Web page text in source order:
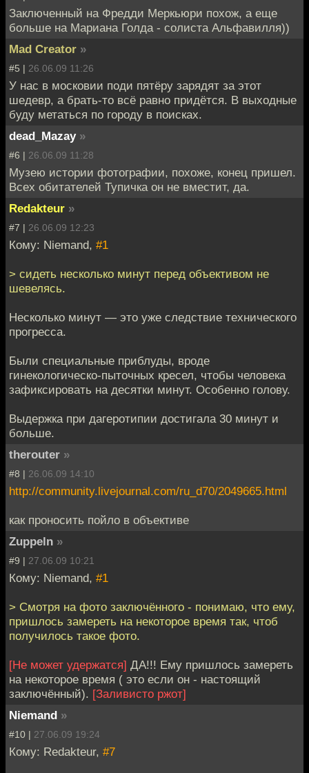
Заключенный на Фредди Меркьюри похож, а еще
больше на Мариана Голда - солиста Альфавилля))
Mad Creator »
#5 | 26.06.09 11:26
У нас в московии поди пятёру зарядят за этот
шедевр, а брать-то всё равно придётся. В выходные
буду метаться по городу в поисках.
dead_Mazay »
#6 | 26.06.09 11:28
Музею истории фотографии, похоже, конец пришел.
Всех обитателей Тупичка он не вместит, да.
Redakteur »
#7 | 26.06.09 12:23
Кому: Niemand, #1
> сидеть несколько минут перед объективом не
шевелясь.
Несколько минут — это уже следствие технического
прогресса.
Были специальные приблуды, вроде
гинекологическо-пыточных кресел, чтобы человека
зафиксировать на десятки минут. Особенно голову.
Выдержка при дагеротипии достигала 30 минут и
больше.
therouter »
#8 | 26.06.09 14:10
http://community.livejournal.com/ru_d70/2049665.html
как проносить пойло в объективе
Zuppeln »
#9 | 27.06.09 10:21
Кому: Niemand, #1
> Смотря на фото заключённого - понимаю, что ему,
пришлось замереть на некоторое время так, чтоб
получилось такое фото.
[Не может удержатся] ДА!!! Ему пришлось замереть
на некоторое время ( это если он - настоящий
заключённый). [Заливисто ржот]
Niemand »
#10 | 27.06.09 19:24
Кому: Redakteur, #7